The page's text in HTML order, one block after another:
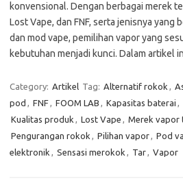
konvensional. Dengan berbagai merek
Lost Vape, dan FNF, serta jenisnya yang
dan mod vape, pemilihan vapor yang
kebutuhan menjadi kunci. Dalam artikel
Category: Artikel Tag: Alternatif rokok ,
pod , FNF, FOOM LAB , Kapasitas baterai ,
Kualitas produk , Lost Vape , Merek vapor
Pengurangan rokok , Pilihan vapor, Pod
elektronik , Sensasi merokok , Tar, Vapor